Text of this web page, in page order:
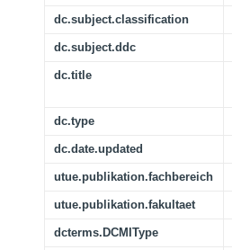
dc.subject.classification
dc.subject.ddc
dc.title
dc.type
dc.date.updated
utue.publikation.fachbereich
utue.publikation.fakultaet
dcterms.DCMIType